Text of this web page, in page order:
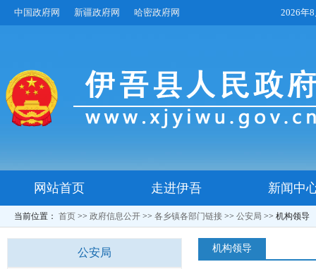
中国政府网 新疆政府网 哈密政府网 2026年
网站首页 走进伊吾 新闻中
当前位置： 首页 >> 政府信息公开 >> 各乡镇各部门链接 >> 公安局 >> 机构领导
公安局 机构领导